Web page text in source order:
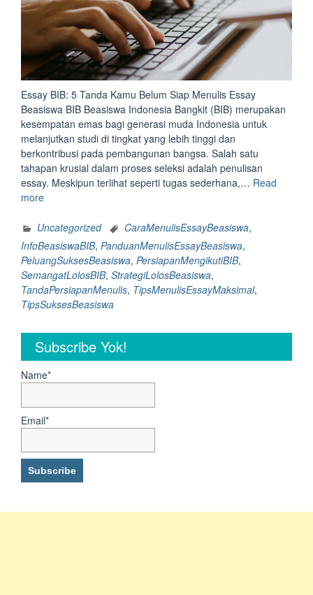
Essay BIB: 5 Tanda Kamu Belum Siap Menulis Essay
Beasiswa BIB Beasiswa Indonesia Bangkit (BIB) merupakan
kesempatan emas bagi generasi muda Indonesia untuk
melanjutkan studi di tingkat yang lebih tinggi dan
berkontribusi pada pembangunan bangsa. Salah satu
tahapan krusial dalam proses seleksi adalah penulisan
essay. Meskipun terlihat seperti tugas sederhana,… Read
more“Essay
5
Tanda
Kamu
Belum
Siap
Menulis
BIB”
Uncategorized CaraMenulisEssayBeasiswa,
InfoBeasiswaBIB, PanduanMenulisEssayBeasiswa,
PeluangSuksesBeasiswa, PersiapanMengikutiBIB,
SemangatLolosBIB, StrategiLolosBeasiswa,
TandaPersiapanMenulis, TipsMenulisEssayMaksimal,
TipsSuksesBeasiswa
Subscribe Yok!
Name*
Email*